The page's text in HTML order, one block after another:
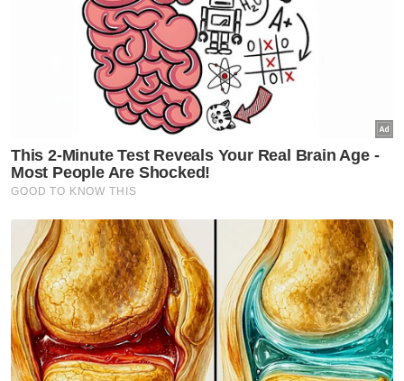
Sebaliknya bermula Januari lepas, kerajaan
memutuskan untuk tidak lagi memberikan
subsidi penuh tarif elektrik kepada syarikat-
syarikat besar, kecuali syarikat berkait
pertanian dan Industri Kecil dan Sederhana
(IKS) yang menggunakan tenaga elektrik
tinggi.
Berita Telus & Tulus menerusi E-Mel setiap
hari!